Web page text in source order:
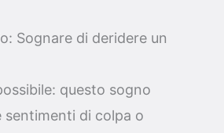
Sognare di deridere un
questo sogno
sentimenti di colpa o